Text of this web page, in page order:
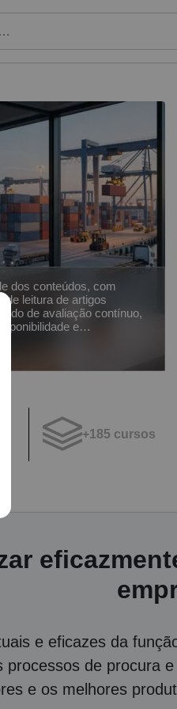
dos conteúdos, com
de leitura de artigos
de avaliação contínuo,
e
a qualidade e o
+185 cursos
e eficazes da
de procura
e os melhores